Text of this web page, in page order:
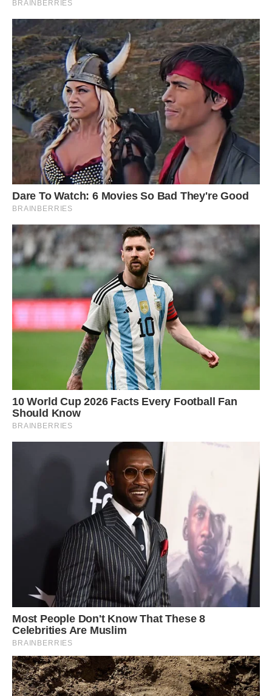
Якось він прийшов додому явно не в дусі. Накричав на
хлопців, навіть підняв руку на дружину. Марія тоді всю ніч
проплакала, не розуміючи, що відбувається, звідки така
дика злість, такий настрій.
Наступного дня, коли чоловік пішов на роботу, вона знову
пішла до сусідки попросити поради. Жінка, хоч і
шкодувала молоду подружку, вирішила поділитися своїми
спостереженнями. Так Марія вперше дізналася, що у неї
з’явилася суперниця. Набагато молодша і стрункіша,
напевно, красивіша. Тепер вона зрозуміла, чому чоловік
став таким холодним і відчуженим, ніби й не було ніколи
такої шаленої прстрасті.
Але вона вирішила за будь-яку ціну зберегти сім’ю. «Та всі
мужики — собаки, нагуляється, схаменеться», —
заспокоювала Марію старша подруга. «Хоча, знаєш, я
щось свого так і не змогла пробачити, ось тепер сама і
мучуся».
Як кажуть, довго шила в мішку не сховаєш. Ось і Сергій
попався. Вони мало не зіткнулися лоб в лоб.
— Сергію, ти куди? Хто ця дівчина?
Марія стояла, ніби її вразив грім, не маючи сили зрушити з
місця. Сергій, винувато опустивши очі, не знав, що
відповісти. Молода, гарненька діваха безсоромно,
безцеремонно розглядала Марію.